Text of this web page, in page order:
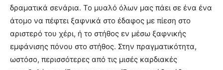
δραματικά σενάρια. Το μυαλό όλων μας πάει σε ένα ένα
άτομο να πέφτει ξαφνικά στο έδαφος με πίεση στο
αριστερό του χέρι, ή το στήθος εν μέσω ξαφνικής
εμφάνισης πόνου στο στήθος. Στην πραγματικότητα,
ωστόσο, περισσότερες από τις μισές καρδιακές